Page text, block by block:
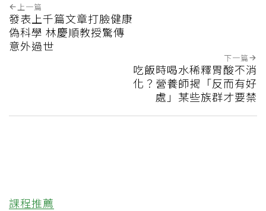
上一篇
發表上千篇文章打臉健康
偽科學 林慶順教授驚傳
意外過世
下一篇
吃飯時喝水稀釋胃酸不消
化？營養師揭「反而有好
處」某些族群才要禁
課程推薦